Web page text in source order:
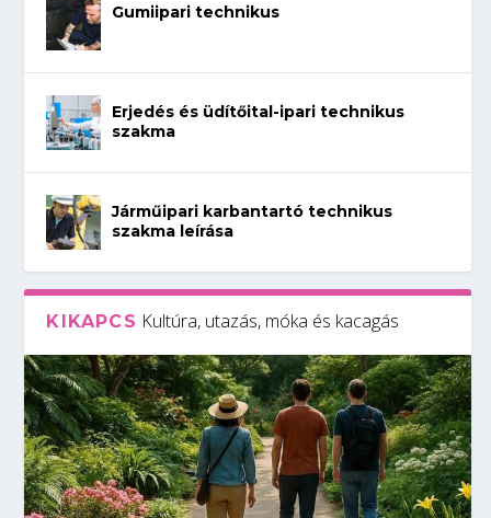
Gumiipari technikus
Erjedés és üdítőital-ipari technikus
szakma
Járműipari karbantartó technikus
szakma leírása
KIKAPCS Kultúra, utazás, móka és kacagás